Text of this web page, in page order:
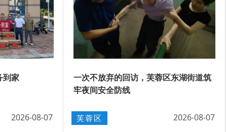
到家
2026-08-07
一次不放弃的回访，芙蓉区东湖街道筑
牢夜间安全防线
芙蓉区 2026-08-07